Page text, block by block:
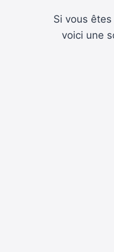
Si vous
voici une